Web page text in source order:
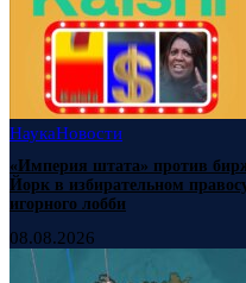
НаукаНовости
«Империя штата» против
Йорк в избирательном
игорного лобби
08.08.2026